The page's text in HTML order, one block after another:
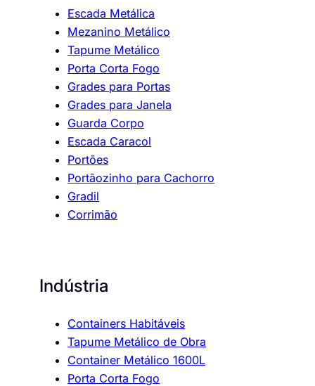
Escada Metálica
Mezanino Metálico
Tapume Metálico
Porta Corta Fogo
Grades para Portas
Grades para Janela
Guarda Corpo
Escada Caracol
Portões
Portãozinho para Cachorro
Gradil
Corrimão
Indústria
Containers Habitáveis
Tapume Metálico de Obra
Container Metálico 1600L
Porta Corta Fogo